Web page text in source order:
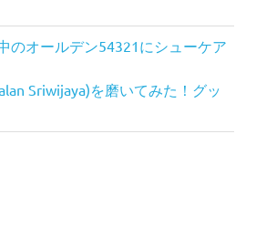
のオールデン54321にシューケア
Sriwijaya)を磨いてみた！グッ